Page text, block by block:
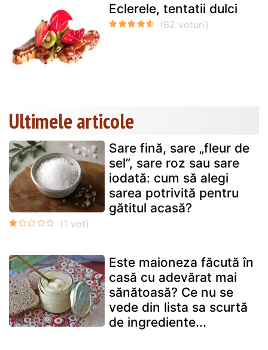
Eclerele, tentatii dulci
Ultimele articole
Sare fină, sare „fleur de
sel”, sare roz sau sare
iodată: cum să alegi
sarea potrivită pentru
gătitul acasă?
Este maioneza făcută în
casă cu adevărat mai
sănătoasă? Ce nu se
vede din lista sa scurtă
de ingrediente...